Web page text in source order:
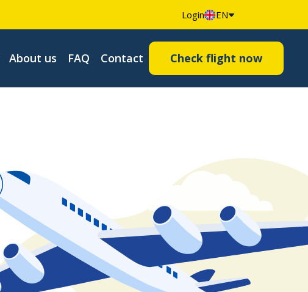
Login EN
About us FAQ Contact Check flight now